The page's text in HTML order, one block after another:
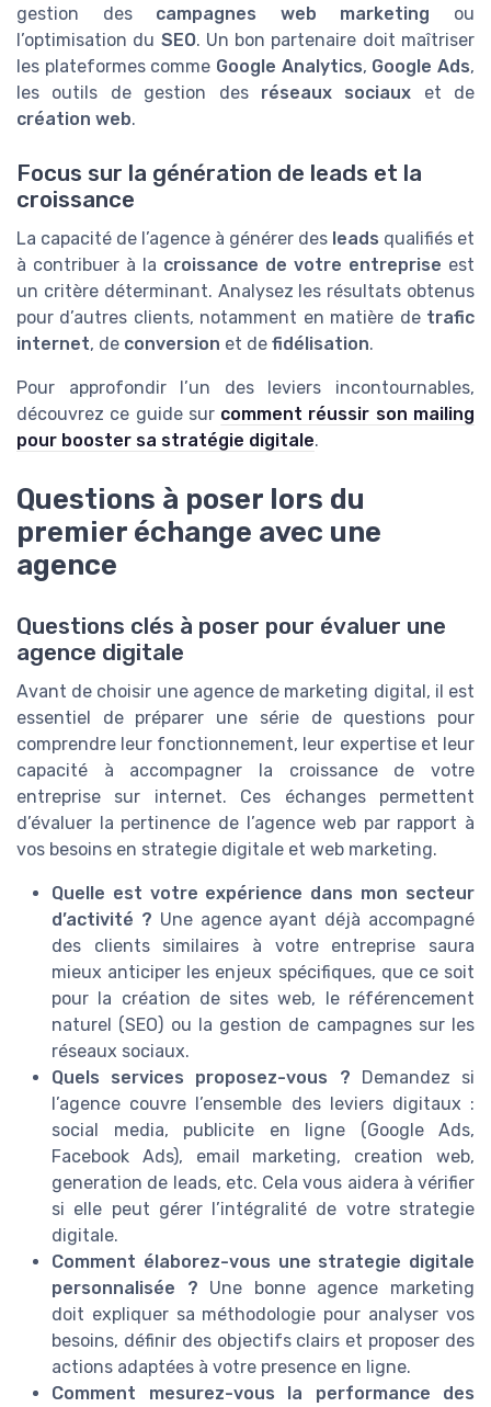
gestion des campagnes web marketing ou
l’optimisation du SEO. Un bon partenaire doit maîtriser
les plateformes comme Google Analytics, Google Ads,
les outils de gestion des réseaux sociaux et de
création web.
Focus sur la génération de leads et la
croissance
La capacité de l’agence à générer des leads qualifiés et
à contribuer à la croissance de votre entreprise est
un critère déterminant. Analysez les résultats obtenus
pour d’autres clients, notamment en matière de trafic
internet, de conversion et de fidélisation.
Pour approfondir l’un des leviers incontournables,
découvrez ce guide sur comment réussir son mailing
pour booster sa stratégie digitale.
Questions à poser lors du
premier échange avec une
agence
Questions clés à poser pour évaluer une
agence digitale
Avant de choisir une agence de marketing digital, il est
essentiel de préparer une série de questions pour
comprendre leur fonctionnement, leur expertise et leur
capacité à accompagner la croissance de votre
entreprise sur internet. Ces échanges permettent
d’évaluer la pertinence de l’agence web par rapport à
vos besoins en strategie digitale et web marketing.
Quelle est votre expérience dans mon secteur
d’activité ? Une agence ayant déjà accompagné
des clients similaires à votre entreprise saura
mieux anticiper les enjeux spécifiques, que ce soit
pour la création de sites web, le référencement
naturel (SEO) ou la gestion de campagnes sur les
réseaux sociaux.
Quels services proposez-vous ? Demandez si
l’agence couvre l’ensemble des leviers digitaux :
social media, publicite en ligne (Google Ads,
Facebook Ads), email marketing, creation web,
generation de leads, etc. Cela vous aidera à vérifier
si elle peut gérer l’intégralité de votre strategie
digitale.
Comment élaborez-vous une strategie digitale
personnalisée ? Une bonne agence marketing
doit expliquer sa méthodologie pour analyser vos
besoins, définir des objectifs clairs et proposer des
actions adaptées à votre presence en ligne.
Comment mesurez-vous la performance des